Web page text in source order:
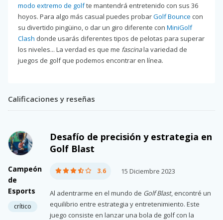
modo extremo de golfte mantendrá entretenido con sus 36
hoyos. Para algo más casual puedes probarGolf Bounce con
su divertido pingüino, o dar un giro diferente con MiniGolf
Clash donde usarás diferentes tipos de pelotas para superar
los niveles... La verdad es que me fascinala variedad de
juegos de golf que podemos encontrar en línea.
Calificaciones y reseñas
Campeón
de
Esports
crítico
Desafío de precisión y estrategia en
Golf Blast
3.6 15 Diciembre 2023
Al adentrarme en el mundo de Golf Blast, encontré un
equilibrio entre estrategia y entretenimiento. Este
juego consiste en lanzar una bola de golf con la